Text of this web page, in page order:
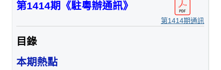
第1414期通訊
第1414期《駐粵辦通訊》
目錄
本期熱點